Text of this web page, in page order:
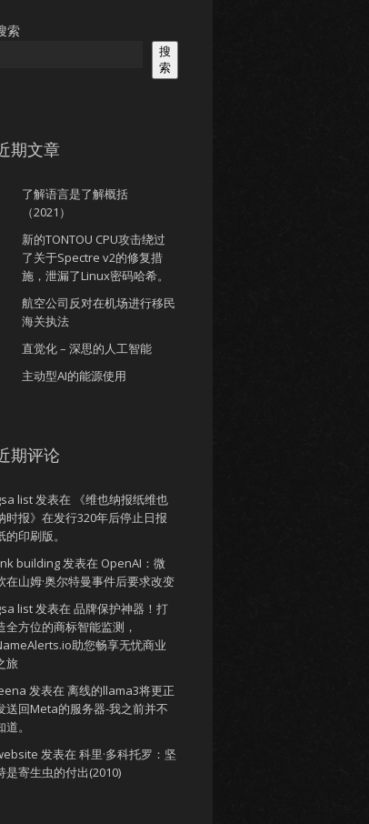
索
搜
索
期文章
了解语言是了解概括
（2021）
新的TONTOU CPU攻击绕过
了关于Spectre v2的修复措
施，泄漏了Linux密码哈希。
航空公司反对在机场进行移民
海关执法
直觉化 – 深思的人工智能
主动型AI的能源使用
期评论
list发表在
《维也纳报纸维也
时报》在发行320年后停止日报
的印刷版。
building发表在 OpenAI：微
在山姆·奥尔特曼事件后要求改变
list发表在 品牌保护神器！打
全方位的商标智能监测，
助您畅享无忧商业
旅
发表在 离线的llama3将更正
送回Meta的服务器-我之前并不
道。
发表在 科里·多科托罗：坚
是寄生虫的付出(2010)